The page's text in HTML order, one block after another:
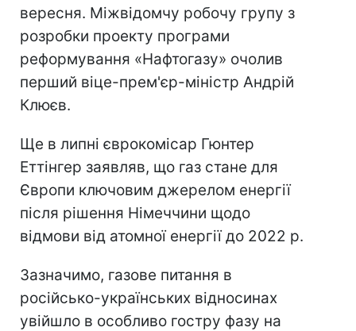
вересня. Міжвідомчу робочу групу з
розробки проекту програми
реформування «Нафтогазу» очолив
перший віце-прем'єр-міністр Андрій
Клюєв.
Ще в липні єврокомісар Гюнтер
Еттінгер заявляв, що газ стане для
Європи ключовим джерелом енергії
після рішення Німеччини щодо
відмови від атомної енергії до 2022 р.
Зазначимо, газове питання в
російсько-українських відносинах
увійшло в особливо гостру фазу на